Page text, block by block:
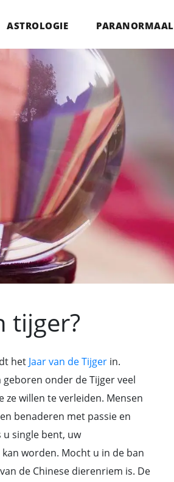
ASTROLOGIE PARANORMAAL
tijger?
het Jaar van de Tijger in.
onder de Tijger veel
ze willen te verleiden. Mensen
benaderen met passie en
single bent, uw
worden. Mocht u in de ban
de Chinese dierenriem is. De